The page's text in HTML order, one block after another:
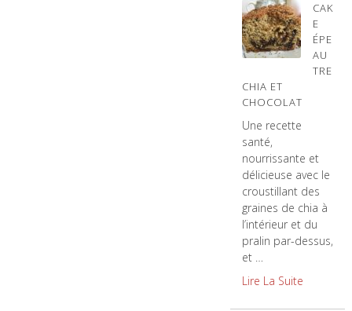
CAK
E
ÉPE
AU
TRE
CHIA ET
CHOCOLAT
Une recette
santé,
nourrissante et
délicieuse avec le
croustillant des
graines de chia à
l’intérieur et du
pralin par-dessus,
et …
Lire La Suite